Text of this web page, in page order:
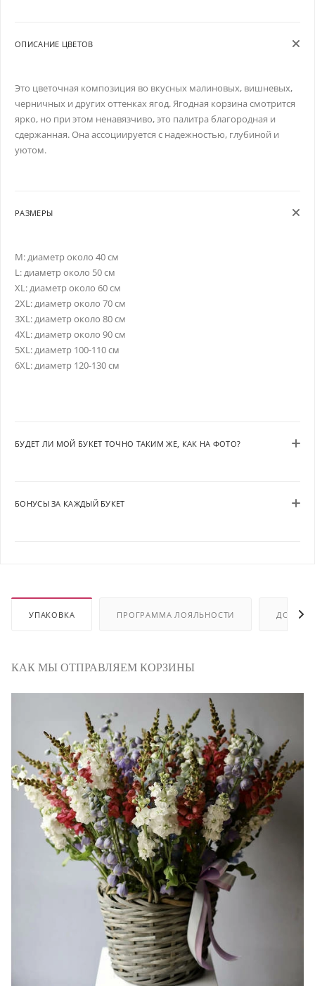
ОПИСАНИЕ ЦВЕТОВ
Это цветочная композиция во вкусных малиновых, вишневых,
черничных и других оттенках ягод. Ягодная корзина смотрится
ярко, но при этом ненавязчиво, это палитра благородная и
сдержанная. Она ассоциируется с надежностью, глубиной и
уютом.
РАЗМЕРЫ
M: диаметр около 40 см
L: диаметр около 50 см
XL: диаметр около 60 см
2XL: диаметр около 70 см
3XL: диаметр около 80 см
4XL: диаметр около 90 см
5XL: диаметр 100-110 см
6XL: диаметр 120-130 см
БУДЕТ ЛИ МОЙ БУКЕТ ТОЧНО ТАКИМ ЖЕ, КАК НА ФОТО?
БОНУСЫ ЗА КАЖДЫЙ БУКЕТ
УПАКОВКА ПРОГРАММА ЛОЯЛЬНОСТИ
КАК МЫ ОТПРАВЛЯЕМ КОРЗИНЫ